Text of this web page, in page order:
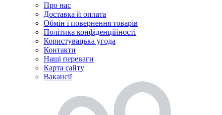
Про нас
Доставка й оплата
Обмін і повернення товарів
Політика конфіденційності
Користувацька угода
Контакти
Наші переваги
Карта сайту
Вакансії